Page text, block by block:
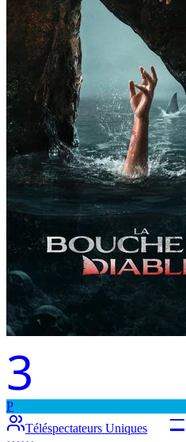
3
–
P
Téléspectateurs Uniques